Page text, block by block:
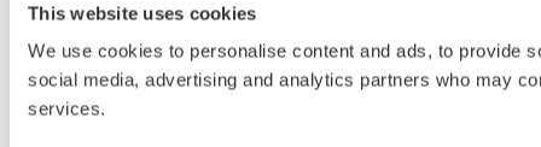
This website uses cookies
We use cookies to personalise content and ads, to provide
social media, advertising and analytics partners who may
services.